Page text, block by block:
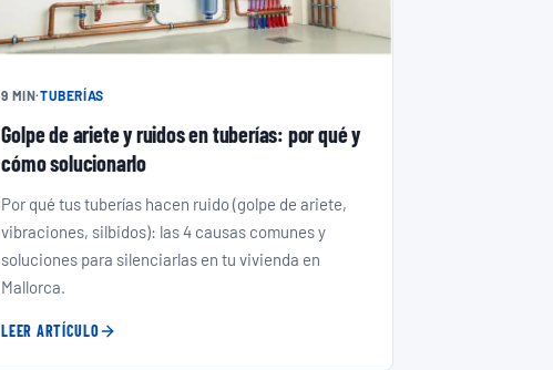
9 MIN·TUBERÍAS
Golpe de ariete y ruidos en tuberías: por qué y
cómo solucionarlo
Por qué tus tuberías hacen ruido (golpe de ariete,
vibraciones, silbidos): las 4 causas comunes y
soluciones para silenciarlas en tu vivienda en
Mallorca.
LEER ARTÍCULO